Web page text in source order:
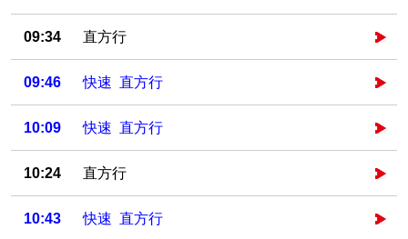
09:34 直方行
09:46 快速 直方行
10:09 快速 直方行
10:24 直方行
10:43 快速 直方行